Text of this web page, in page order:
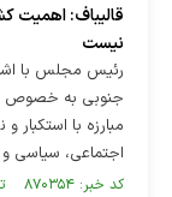
قالیباف: اهمیت
نیست
رئیس مجلس با
جنوبی به خصوص
مبارزه با استکبار
اجتماعی، سیاسی
کد خبر: ۸۷۰۳۵۴ تاریخ انتشار : ۱۴۰۲/۰۷/۰۶